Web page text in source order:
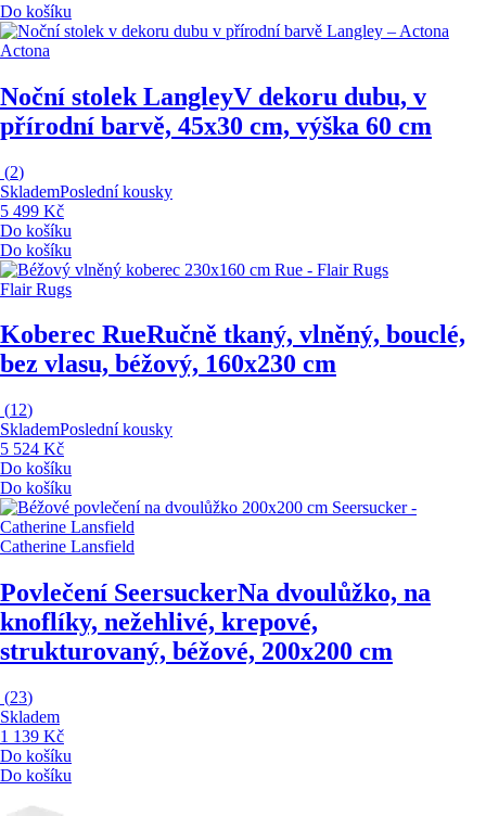
Do košíku
Actona
Noční stolek LangleyV dekoru dubu, v
přírodní barvě, 45x30 cm, výška 60 cm
(2)
SklademPoslední kousky
5 499 Kč
Do košíku
Do košíku
Flair Rugs
Koberec RueRučně tkaný, vlněný, bouclé,
bez vlasu, béžový, 160x230 cm
(12)
SklademPoslední kousky
5 524 Kč
Do košíku
Do košíku
Catherine Lansfield
Povlečení SeersuckerNa dvoulůžko, na
knoflíky, nežehlivé, krepové,
strukturovaný, béžové, 200x200 cm
(23)
Skladem
1 139 Kč
Do košíku
Do košíku